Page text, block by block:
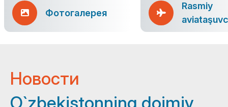
Фотогалерея
Rasmiy
Новости
O`zbekistonning doimiy